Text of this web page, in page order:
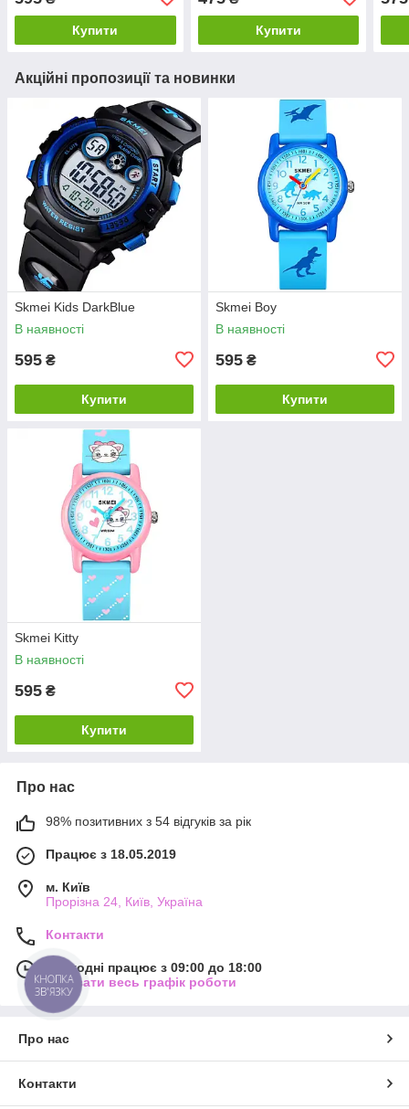
Купити Купити
Акційні пропозиції та новинки
Skmei Kids DarkBlue
В наявності
595 ₴
Купити
Skmei Boy
В наявності
595 ₴
Купити
Skmei Kitty
В наявності
595 ₴
Купити
Про нас
98% позитивних з 54 відгуків за рік
Працює з 18.05.2019
м. Київ
Прорізна 24, Київ, Україна
Контакти
Сьогодні працює з 09:00 до 18:00
Показати весь графік роботи
Про нас
Контакти
КНОПКА
ЗВ'ЯЗКУ